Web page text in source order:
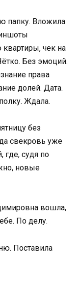
папку. Вложила
чек на
Без эмоций.
права
долей. Дата.
Ждала.
без
свекровь уже
где, судя по
новые
вошла,
По делу.
Поставила